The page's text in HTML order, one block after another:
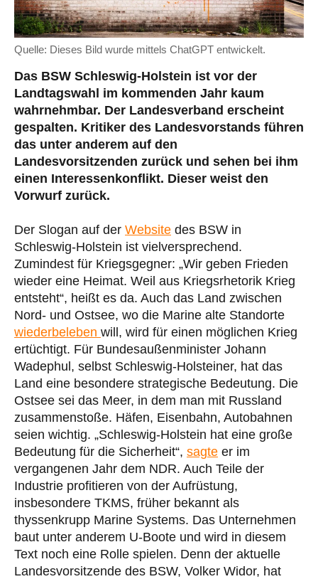
Quelle: Dieses Bild wurde mittels ChatGPT entwickelt.
Das BSW Schleswig-Holstein ist vor der
Landtagswahl im kommenden Jahr kaum
wahrnehmbar. Der Landesverband erscheint
gespalten. Kritiker des Landesvorstands führen
das unter anderem auf den
Landesvorsitzenden zurück und sehen bei ihm
einen Interessenkonflikt. Dieser weist den
Vorwurf zurück.
Der Slogan auf der Website des BSW in
Schleswig-Holstein ist vielversprechend.
Zumindest für Kriegsgegner: „Wir geben Frieden
wieder eine Heimat. Weil aus Kriegsrhetorik Krieg
entsteht“, heißt es da. Auch das Land zwischen
Nord- und Ostsee, wo die Marine alte Standorte
wiederbeleben will, wird für einen möglichen Krieg
ertüchtigt. Für Bundesaußenminister Johann
Wadephul, selbst Schleswig-Holsteiner, hat das
Land eine besondere strategische Bedeutung. Die
Ostsee sei das Meer, in dem man mit Russland
zusammenstoße. Häfen, Eisenbahn, Autobahnen
seien wichtig. „Schleswig-Holstein hat eine große
Bedeutung für die Sicherheit“, sagte er im
vergangenen Jahr dem NDR. Auch Teile der
Industrie profitieren von der Aufrüstung,
insbesondere TKMS, früher bekannt als
thyssenkrupp Marine Systems. Das Unternehmen
baut unter anderem U-Boote und wird in diesem
Text noch eine Rolle spielen. Denn der aktuelle
Landesvorsitzende des BSW, Volker Widor, hat